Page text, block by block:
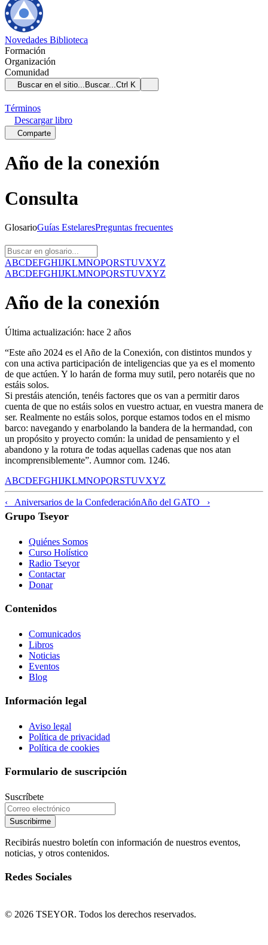
Novedades Biblioteca
Formación
Organización
Comunidad
Buscar en el sitio... Buscar...Ctrl K
Términos
Descargarlibro
Comparte
Año de la conexión
Consulta
GlosarioGuías EstelaresPreguntas frecuentes
ABCDEFGHIJKLMNOPQRSTUVXYZ
ABCDEFGHIJKLMNOPQRSTUVXYZ
Año de la conexión
Última actualización: hace 2 años
“Este año 2024 es el Año de la Conexión, con distintos mundos y
con una activa participación de inteligencias que ya es el momento
de que actúen. Y lo harán de forma muy sutil, pero notaréis que no
estáis solos.
Si prestáis atención, tenéis factores que os van a permitir daros
cuenta de que no estáis solos en vuestro actuar, en vuestra manera de
ser. Realmente no estáis solos, porque estamos todos en el mismo
barco: navegando y enarbolando la bandera de la hermandad, con
un propósito y proyecto común: la unidad de pensamiento y el
abandono y la rotura de todas aquellas cadenas que nos atan
incomprensiblemente”. Aumnor com. 1246.
ABCDEFGHIJKLMNOPQRSTUVXYZ
‹ Aniversarios de la ConfederaciónAño del GATO ›
Grupo Tseyor
Quiénes Somos
Curso Holístico
Radio Tseyor
Contactar
Donar
Contenidos
Comunicados
Libros
Noticias
Eventos
Blog
Información legal
Aviso legal
Política de privacidad
Política de cookies
Formulario de suscripción
Suscríbete
Suscribirme
Recibirás nuestro boletín con información de nuestros eventos,
noticias, y otros contenidos.
Redes Sociales
© 2026 TSEYOR. Todos los derechos reservados.